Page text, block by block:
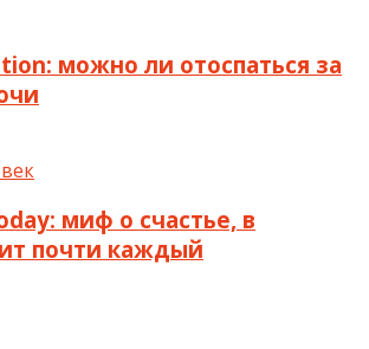
можно ли отоспаться за
миф о счастье, в
почти каждый